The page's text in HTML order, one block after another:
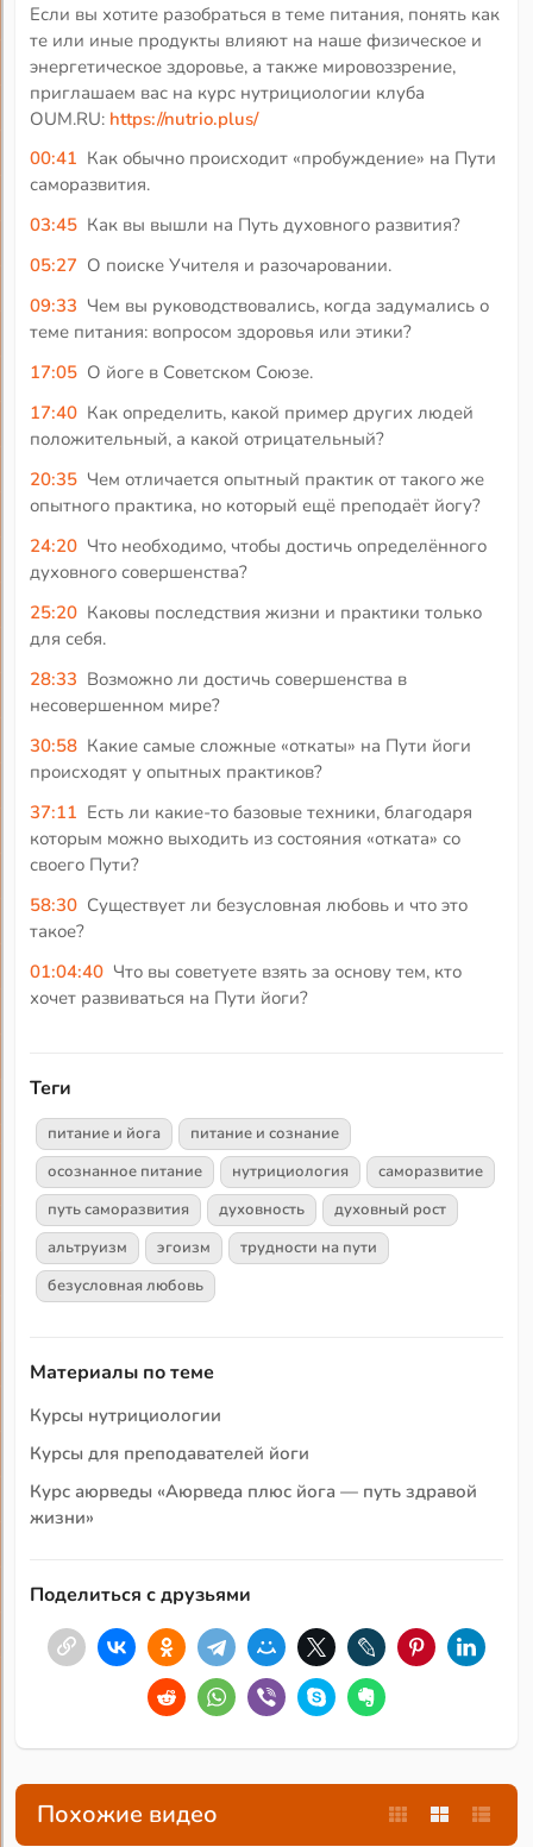
Если вы хотите разобраться в теме питания, понять как
те или иные продукты влияют на наше физическое и
энергетическое здоровье, а также мировоззрение,
приглашаем вас на курс нутрициологии клуба
OUM.RU: https://nutrio.plus/
00:41 Как обычно происходит «пробуждение» на Пути
саморазвития.
03:45 Как вы вышли на Путь духовного развития?
05:27 О поиске Учителя и разочаровании.
09:33 Чем вы руководствовались, когда задумались о
теме питания: вопросом здоровья или этики?
17:05 О йоге в Советском Союзе.
17:40 Как определить, какой пример других людей
положительный, а какой отрицательный?
20:35 Чем отличается опытный практик от такого же
опытного практика, но который ещё преподаёт йогу?
24:20 Что необходимо, чтобы достичь определённого
духовного совершенства?
25:20 Каковы последствия жизни и практики только
для себя.
28:33 Возможно ли достичь совершенства в
несовершенном мире?
30:58 Какие самые сложные «откаты» на Пути йоги
происходят у опытных практиков?
37:11 Есть ли какие-то базовые техники, благодаря
которым можно выходить из состояния «отката» со
своего Пути?
58:30 Существует ли безусловная любовь и что это
такое?
01:04:40 Что вы советуете взять за основу тем, кто
хочет развиваться на Пути йоги?
Теги
питание и йога
питание и сознание
осознанное питание
нутрициология
саморазвитие
путь саморазвития
духовность
духовный рост
альтруизм
эгоизм
трудности на пути
безусловная любовь
Материалы по теме
Курсы нутрициологии
Курсы для преподавателей йоги
Курс аюрведы «Аюрведа плюс йога — путь здравой
жизни»
Поделиться с друзьями
Похожие видео